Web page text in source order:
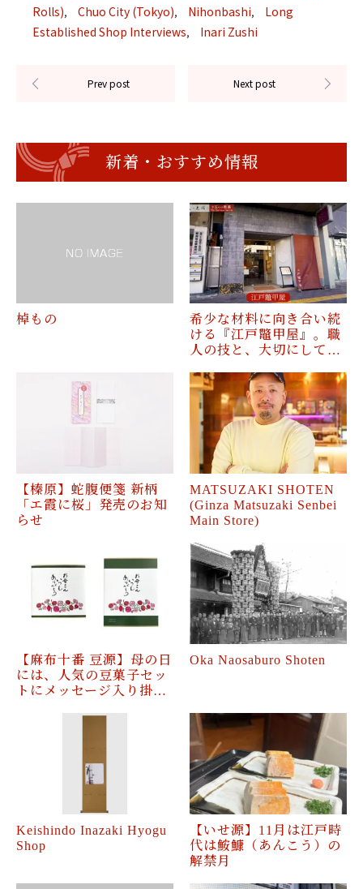
Rolls), Chuo City (Tokyo), Nihonbashi,
Long
Established Shop Interviews, Inari Zushi
新着・おすすめ情報
棹もの
希少な材料に向き合い続
ける『江戸鼈甲屋』。職
人の技と、大切にして…
【榛原】蛇腹便箋 新柄
「エ霞に桜」発売のお知
らせ
MATSUZAKI SHOTEN
(Ginza Matsuzaki Senbei
Main Store)
【麻布十番 豆源】母の日
には、人気の豆菓子セッ
トにメッセージ入り掛…
Oka Naosaburo Shoten
Keishindo Inazaki Hyogu
Shop
【いせ源】11月は江戸時
代は鮟鱇（あんこう）の
解禁月